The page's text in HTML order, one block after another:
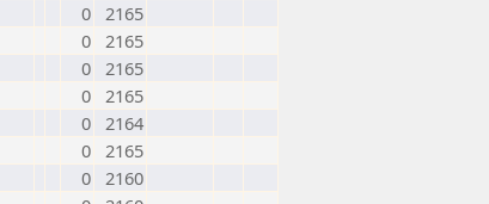
0 2165
0 2165
0 2165
0 2165
0 2164
0 2165
0 2160